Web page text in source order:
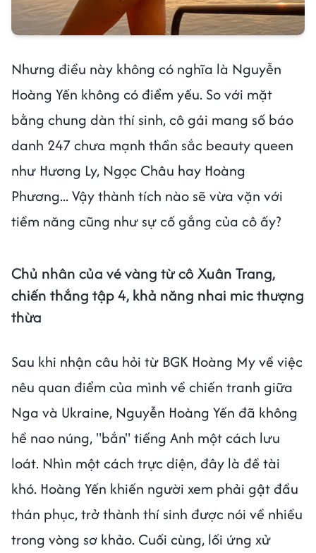
Nhưng điều này không có nghĩa là Nguyễn
Hoàng Yến không có điểm yếu. So với mặt
bằng chung dàn thí sinh, cô gái mang số báo
danh 247 chưa mạnh thần sắc beauty queen
như Hương Ly, Ngọc Châu hay Hoàng
Phương... Vậy thành tích nào sẽ vừa vặn với
tiềm năng cũng như sự cố gắng của cô ấy?
Chủ nhân của vé vàng từ cô Xuân Trang,
chiến thắng tập 4, khả năng nhai mic thượng
thừa
Sau khi nhận câu hỏi từ BGK Hoàng My về việc
nêu quan điểm của mình về chiến tranh giữa
Nga và Ukraine, Nguyễn Hoàng Yến đã không
hề nao núng, "bắn" tiếng Anh một cách lưu
loát. Nhìn một cách trực diện, đây là đề tài
khó. Hoàng Yến khiến người xem phải gật đầu
thán phục, trở thành thí sinh được nói về nhiều
trong vòng sơ khảo. Cuối cùng, lối ứng xử